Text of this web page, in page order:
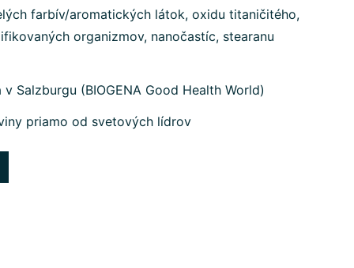
farbív/aromatických látok, oxidu titaničitého,
organizmov, nanočastíc, stearanu
Salzburgu (BIOGENA Good Health World)
priamo od svetových lídrov